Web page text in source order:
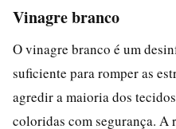
Vinagre branco
O vinagre branco é um
suficiente para romper as
agredir a maioria dos
coloridas com segurança. A